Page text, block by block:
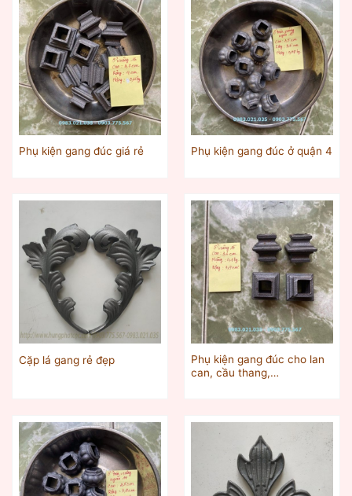
Phụ kiện gang đúc giá rẻ Phụ kiện gang đúc ở quận 4
Cặp lá gang rẻ đẹp
Phụ kiện gang đúc cho lan
can, cầu thang,…